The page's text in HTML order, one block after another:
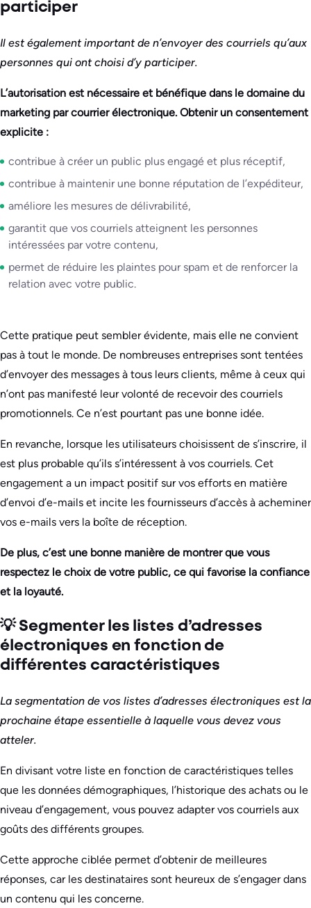
participer
Il est également important de n’envoyer des courriels qu’aux
personnes qui ont choisi d’y participer.
L’autorisation est nécessaire et bénéfique dans le domaine du
marketing par courrier électronique. Obtenir un consentement
explicite :
contribue à créer un public plus engagé et plus réceptif,
contribue à maintenir une bonne réputation de l’expéditeur,
améliore les mesures de délivrabilité,
garantit que vos courriels atteignent les personnes
intéressées par votre contenu,
permet de réduire les plaintes pour spam et de renforcer la
relation avec votre public.
Cette pratique peut sembler évidente, mais elle ne convient
pas à tout le monde. De nombreuses entreprises sont tentées
d’envoyer des messages à tous leurs clients, même à ceux qui
n’ont pas manifesté leur volonté de recevoir des courriels
promotionnels. Ce n’est pourtant pas une bonne idée.
En revanche, lorsque les utilisateurs choisissent de s’inscrire, il
est plus probable qu’ils s’intéressent à vos courriels. Cet
engagement a un impact positif sur vos efforts en matière
d’envoi d’e-mails et incite les fournisseurs d’accès à acheminer
vos e-mails vers la boîte de réception.
De plus, c’est une bonne manière de montrer que vous
respectez le choix de votre public, ce qui favorise la confiance
et la loyauté.
💡 Segmenter les listes d’adresses
électroniques en fonction de
différentes caractéristiques
La segmentation de vos listes d’adresses électroniques est la
prochaine étape essentielle à laquelle vous devez vous
atteler.
En divisant votre liste en fonction de caractéristiques telles
que les données démographiques, l’historique des achats ou le
niveau d’engagement, vous pouvez adapter vos courriels aux
goûts des différents groupes.
Cette approche ciblée permet d’obtenir de meilleures
réponses, car les destinataires sont heureux de s’engager dans
un contenu qui les concerne.